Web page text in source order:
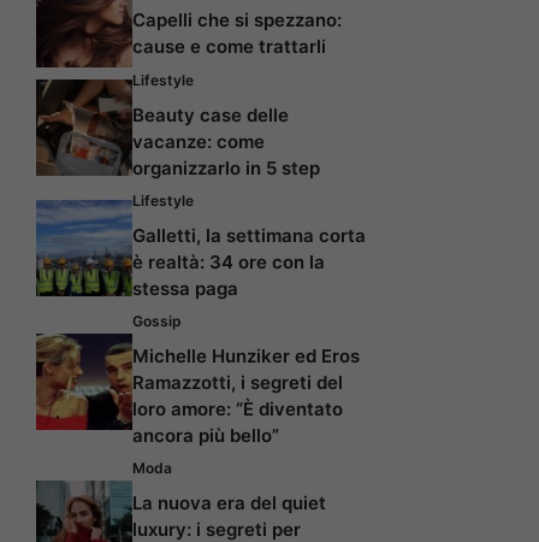
Capelli che si spezzano:
cause e come trattarli
Lifestyle
Beauty case delle
vacanze: come
organizzarlo in 5 step
Lifestyle
Galletti, la settimana corta
è realtà: 34 ore con la
stessa paga
Gossip
Michelle Hunziker ed Eros
Ramazzotti, i segreti del
loro amore: “È diventato
ancora più bello”
Moda
La nuova era del quiet
luxury: i segreti per